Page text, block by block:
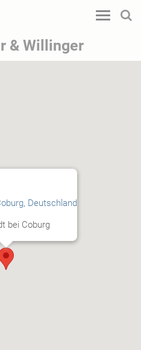
Toggle
& Willinger
Deutschland
bei Coburg